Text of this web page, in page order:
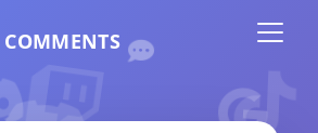
COMMENTS